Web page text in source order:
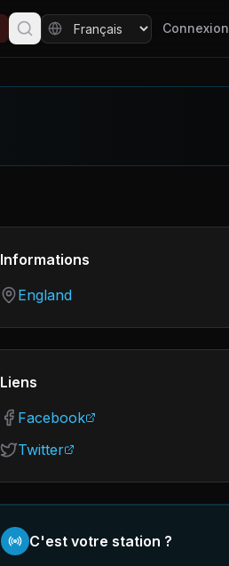
Connexion
Informations
Country
England
Liens
Facebook
Twitter
C'est votre station ?